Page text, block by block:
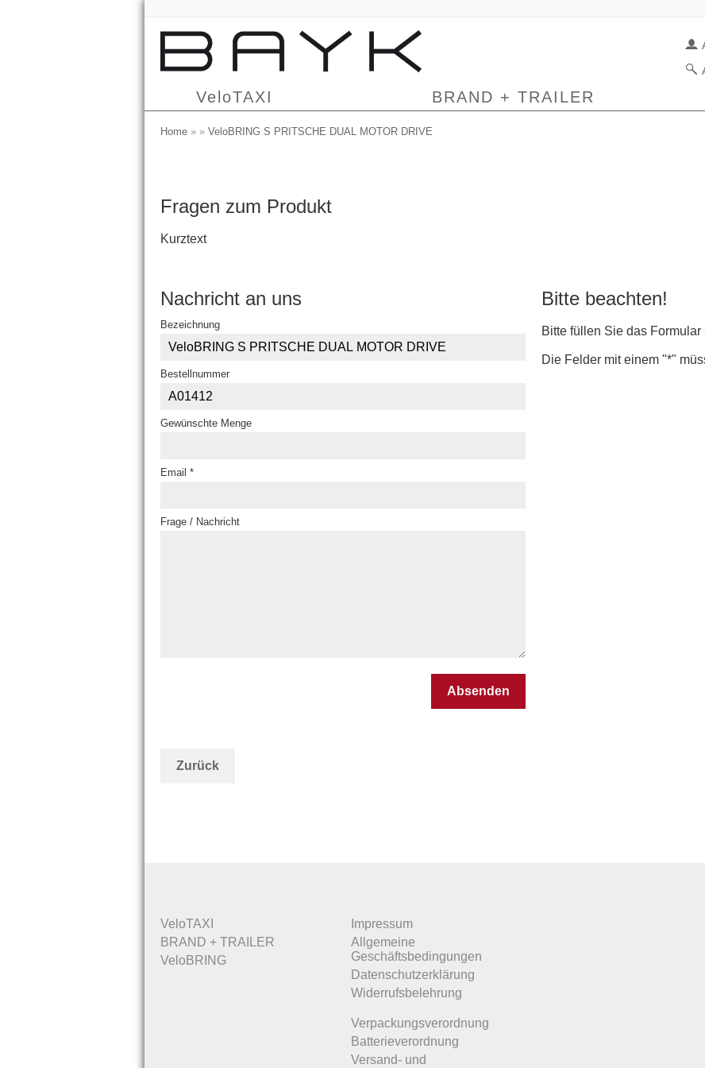
VeloTAXI BRAND + TRAILER
Home » » VeloBRING S PRITSCHE DUAL MOTOR DRIVE
Fragen zum Produkt
Kurztext
Bitte beachten!
Bitte füllen Sie das
Die Felder mit einem "*"
Nachricht an uns
Bezeichnung
Bestellnummer
Gewünschte Menge
Email *
Frage / Nachricht
Zurück
VeloTAXI
BRAND + TRAILER
VeloBRING
Impressum
Allgemeine
Geschäftsbedingungen
Datenschutzerklärung
Widerrufsbelehrung
Verpackungsverordnung
Batterieverordnung
Versand- und